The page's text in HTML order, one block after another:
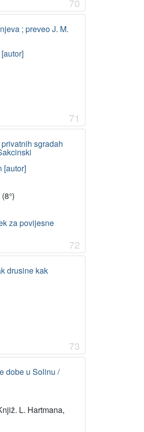
70
; preveo J. M.
71
sgradah
[autor]
za povijesne
72
drusine kak
73
dobe u Solinu /
L. Hartmana,